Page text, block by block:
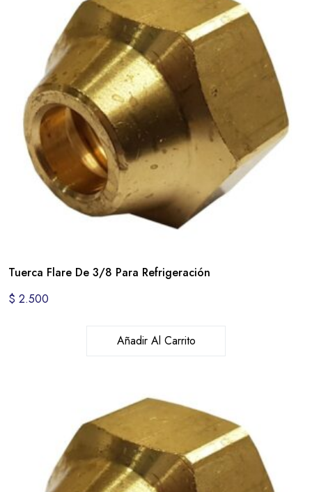
Tuerca Flare De 3/8 Para Refrigeración
$ 2.500
Añadir Al Carrito